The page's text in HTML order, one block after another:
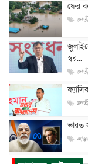
ফের
স্বর...
ভারত
আকাশে